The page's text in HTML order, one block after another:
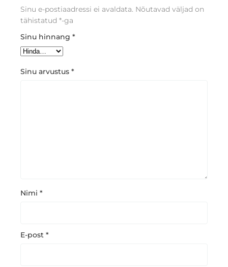
Sinu e-postiaadressi ei avaldata. Nõutavad väljad on
tähistatud *-ga
Sinu hinnang *
Sinu arvustus *
Nimi *
E-post *